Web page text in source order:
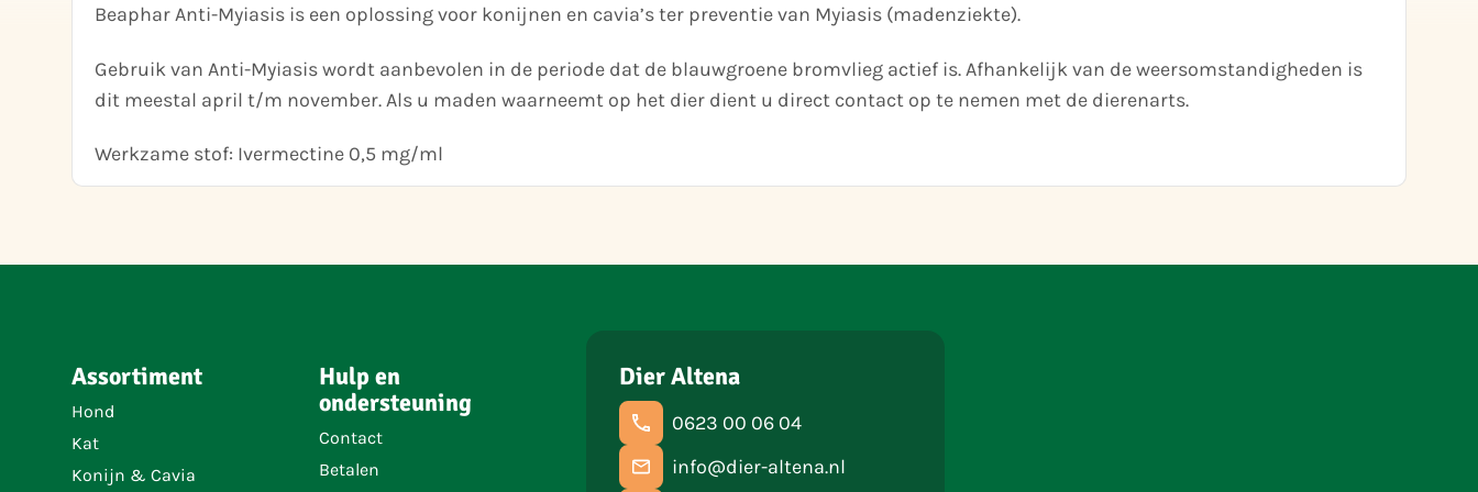
Beaphar Anti-Myiasis is een oplossing voor konijnen en cavia’s ter preventie van Myiasis (madenziekte).
Gebruik van Anti-Myiasis wordt aanbevolen in de periode dat de blauwgroene bromvlieg actief is. Afhankelijk van de weersomstandigheden is
dit meestal april t/m november. Als u maden waarneemt op het dier dient u direct contact op te nemen met de dierenarts.
Werkzame stof: Ivermectine 0,5 mg/ml
Assortiment
Hond
Kat
Konijn & Cavia
Hulp en
ondersteuning
Contact
Betalen
Dier Altena
0623 00 06 04
info@dier-altena.nl